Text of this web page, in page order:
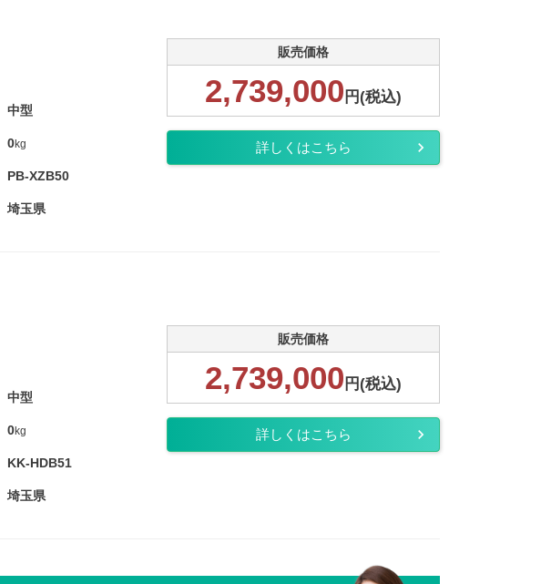
中型
0kg
PB-XZB50
埼玉県
販売価格
2,739,000 円(税込)
詳しくはこちら
中型
0kg
KK-HDB51
埼玉県
販売価格
2,739,000 円(税込)
詳しくはこちら